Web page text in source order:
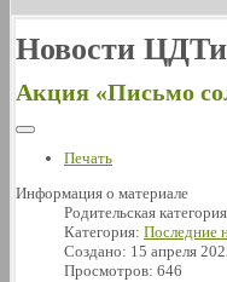
Новости
Акция «Письмо
Печать
Информация о материале
Родительская
Категория: Последние
Создано: 15 апреля
Просмотров: 646